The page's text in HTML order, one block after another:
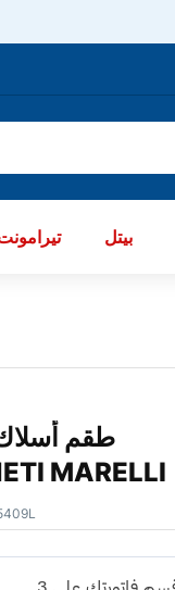
بيتل
طقم
MARELLI